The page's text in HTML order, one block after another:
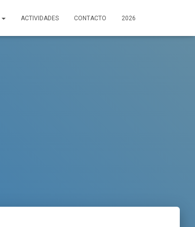
ACTIVIDADES CONTACTO 2026